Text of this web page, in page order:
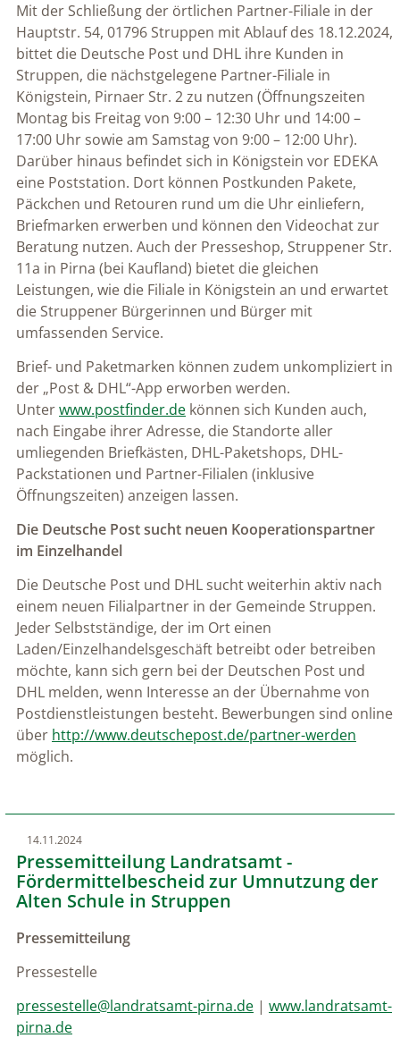
Mit der Schließung der örtlichen Partner-Filiale in der
Hauptstr. 54, 01796 Struppen mit Ablauf des 18.12.2024,
bittet die Deutsche Post und DHL ihre Kunden in
Struppen, die nächstgelegene Partner-Filiale in
Königstein, Pirnaer Str. 2 zu nutzen (Öffnungszeiten
Montag bis Freitag von 9:00 – 12:30 Uhr und 14:00 –
17:00 Uhr sowie am Samstag von 9:00 – 12:00 Uhr).
Darüber hinaus befindet sich in Königstein vor EDEKA
eine Poststation. Dort können Postkunden Pakete,
Päckchen und Retouren rund um die Uhr einliefern,
Briefmarken erwerben und können den Videochat zur
Beratung nutzen. Auch der Presseshop, Struppener Str.
11a in Pirna (bei Kaufland) bietet die gleichen
Leistungen, wie die Filiale in Königstein an und erwartet
die Struppener Bürgerinnen und Bürger mit
umfassenden Service.
Brief- und Paketmarken können zudem unkompliziert in
der „Post & DHL“-App erworben werden.
Unterwww.postfinder.de können sich Kunden auch,
nach Eingabe ihrer Adresse, die Standorte aller
umliegenden Briefkästen, DHL-Paketshops, DHL-
Packstationen und Partner-Filialen (inklusive
Öffnungszeiten) anzeigen lassen.
Die Deutsche Post sucht neuen Kooperationspartner
im Einzelhandel
Die Deutsche Post und DHL sucht weiterhin aktiv nach
einem neuen Filialpartner in der Gemeinde Struppen.
Jeder Selbstständige, der im Ort einen
Laden/Einzelhandelsgeschäft betreibt oder betreiben
möchte, kann sich gern bei der Deutschen Post und
DHL melden, wenn Interesse an der Übernahme von
Postdienstleistungen besteht. Bewerbungen sind online
über http://www.deutschepost.de/partner-werden
möglich.
14.11.2024
Pressemitteilung Landratsamt -
Fördermittelbescheid zur Umnutzung der
Alten Schule in Struppen
Pressemitteilung
Pressestelle
pressestelle@landratsamt-pirna.de | www.landratsamt-
pirna.de